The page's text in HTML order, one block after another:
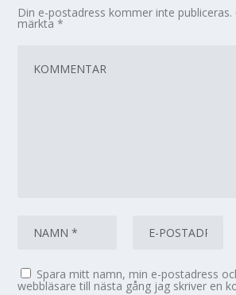
Din e-postadress kommer inte publiceras.
märkta*
Spara mitt namn, min e-postadress
webbläsare till nästa gång jag skriver en